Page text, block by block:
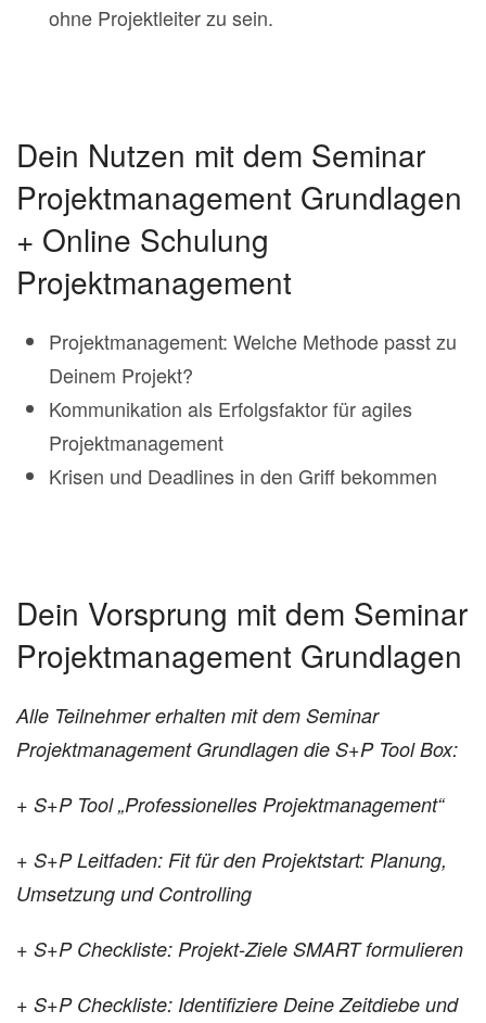
ohne Projektleiter zu sein.
Dein Nutzen mit dem Seminar
Projektmanagement Grundlagen
+ Online Schulung
Projektmanagement
Projektmanagement: Welche Methode passt zu
Deinem Projekt?
Kommunikation als Erfolgsfaktor für agiles
Projektmanagement
Krisen und Deadlines in den Griff bekommen
Dein Vorsprung mit dem Seminar
Projektmanagement Grundlagen
Alle Teilnehmer erhalten mit dem Seminar
Projektmanagement Grundlagen die S+P Tool Box:
+ S+P Tool „Professionelles Projektmanagement“
+ S+P Leitfaden: Fit für den Projektstart: Planung,
Umsetzung und Controlling
+ S+P Checkliste: Projekt-Ziele SMART formulieren
+ S+P Checkliste: Identifiziere Deine Zeitdiebe und